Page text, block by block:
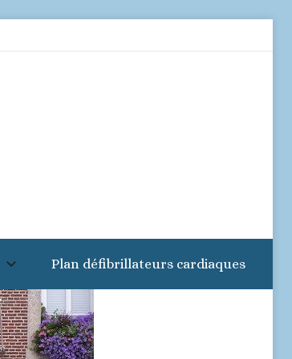
Plan défibrillateurs cardiaques